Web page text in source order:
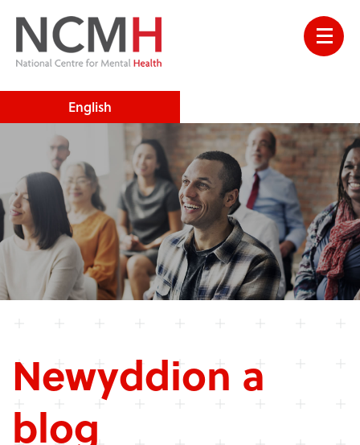
English
Newyddion a
blog